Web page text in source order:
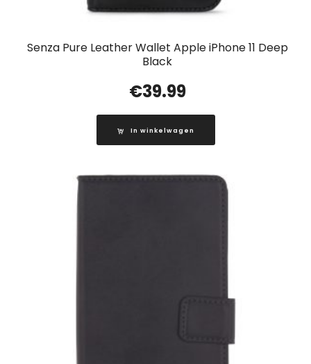
Senza Pure Leather Wallet Apple iPhone 11 Deep
Black
€39.99
In winkelwagen